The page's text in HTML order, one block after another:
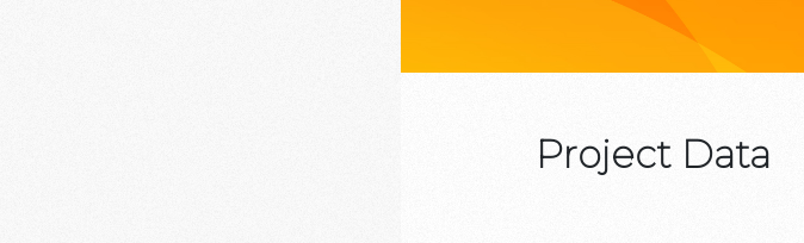
Project Data